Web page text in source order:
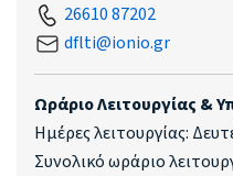
26610 87202
dflti@ionio.gr
Ωράριο Λειτουργίας &
Ημέρες λειτουργίας:
Συνολικό ωράριο